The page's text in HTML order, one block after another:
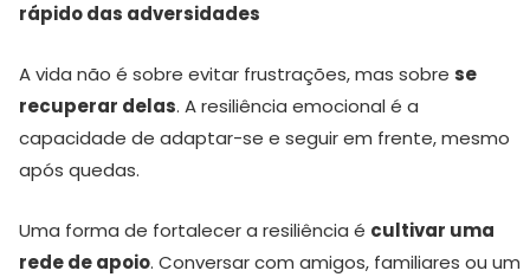
rápido das adversidades
A vida não é sobre evitar frustrações, mas sobre se
recuperar delas. A resiliência emocional é a
capacidade de adaptar-se e seguir em frente, mesmo
após quedas.
Uma forma de fortalecer a resiliência é cultivar uma
rede de apoio. Conversar com amigos, familiares ou um